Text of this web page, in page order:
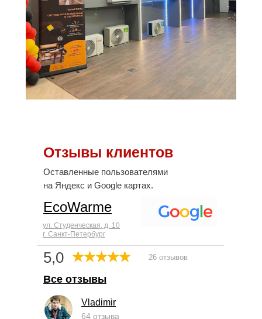
Отзывы клиентов
Оставленные пользователями
на Яндекс и Google картах.
5,0 26 отзывов
ул. Студенческая, д. 10
г. Санкт-Петербург
EcoWarme
Vladimir
64 отзыва
Все отзывы